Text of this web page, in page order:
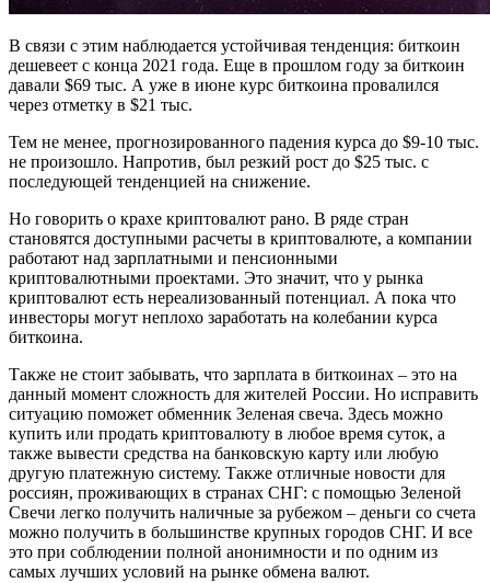
В связи с этим наблюдается устойчивая тенденция: биткоин
дешевеет с конца 2021 года. Еще в прошлом году за биткоин
давали $69 тыс. А уже в июне курс биткоина провалился
через отметку в $21 тыс.
Тем не менее, прогнозированного падения курса до $9-10 тыс.
не произошло. Напротив, был резкий рост до $25 тыс. с
последующей тенденцией на снижение.
Но говорить о крахе криптовалют рано. В ряде стран
становятся доступными расчеты в криптовалюте, а компании
работают над зарплатными и пенсионными
криптовалютными проектами. Это значит, что у рынка
криптовалют есть нереализованный потенциал. А пока что
инвесторы могут неплохо заработать на колебании курса
биткоина.
Также не стоит забывать, что зарплата в биткоинах – это на
данный момент сложность для жителей России. Но исправить
ситуацию поможет обменник Зеленая свеча. Здесь можно
купить или продать криптовалюту в любое время суток, а
также вывести средства на банковскую карту или любую
другую платежную систему. Также отличные новости для
россиян, проживающих в странах СНГ: с помощью Зеленой
Свечи легко получить наличные за рубежом – деньги со счета
можно получить в большинстве крупных городов СНГ. И все
это при соблюдении полной анонимности и по одним из
самых лучших условий на рынке обмена валют.